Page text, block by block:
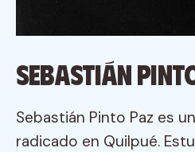
Sebastián
Sebastián Pinto Paz es
radicado en Quilpué.